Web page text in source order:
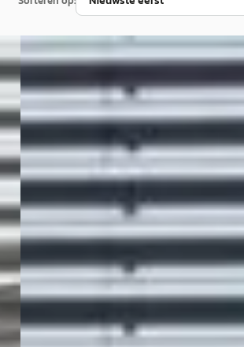
Peugeot Partner·2021
1.5 BLUEHDI 2PERS. / PDC / BLUETOOTH
€ 9.940
v.a. € 211/mnd
Marktconform
2021 · 92.031 km · Diesel ·
Grouwstra Auto's· Deventer 4,3(83)
93 dagen geleden geplaatst
Bekijk aanbieding →
Vergelijk